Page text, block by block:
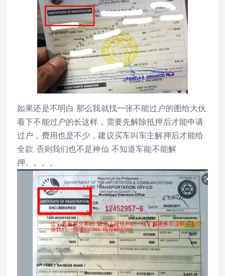
如果还是不明白 那么我就找一张不能过户的图给大伙
看下不能过户的长这样，需要先解除抵押后才能申请
过户，费用也是不少，建议买车叫车主解押后才能给
全款 否则我们也不是神仙 不知道车能不能解
押。。。。